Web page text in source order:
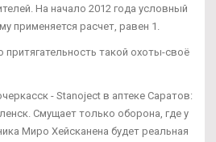
На начало 2012 года условный
применяется расчет, равен 1.
такой охоты-своё
- Stanoject в аптеке Саратов:
Смущает только оборона, где у
Миро Хейсканена будет реальная